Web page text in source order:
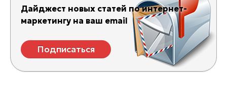
Дайджест новых статей по интернет-
маркетингу на ваш email
Подписаться